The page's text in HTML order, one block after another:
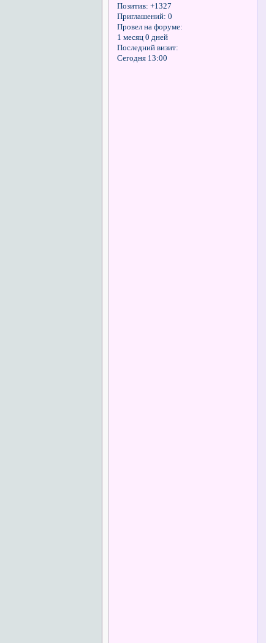
Позитив: +1327
Приглашений: 0
Провел на форуме:
1 месяц 0 дней
Последний визит:
Сегодня 13:00